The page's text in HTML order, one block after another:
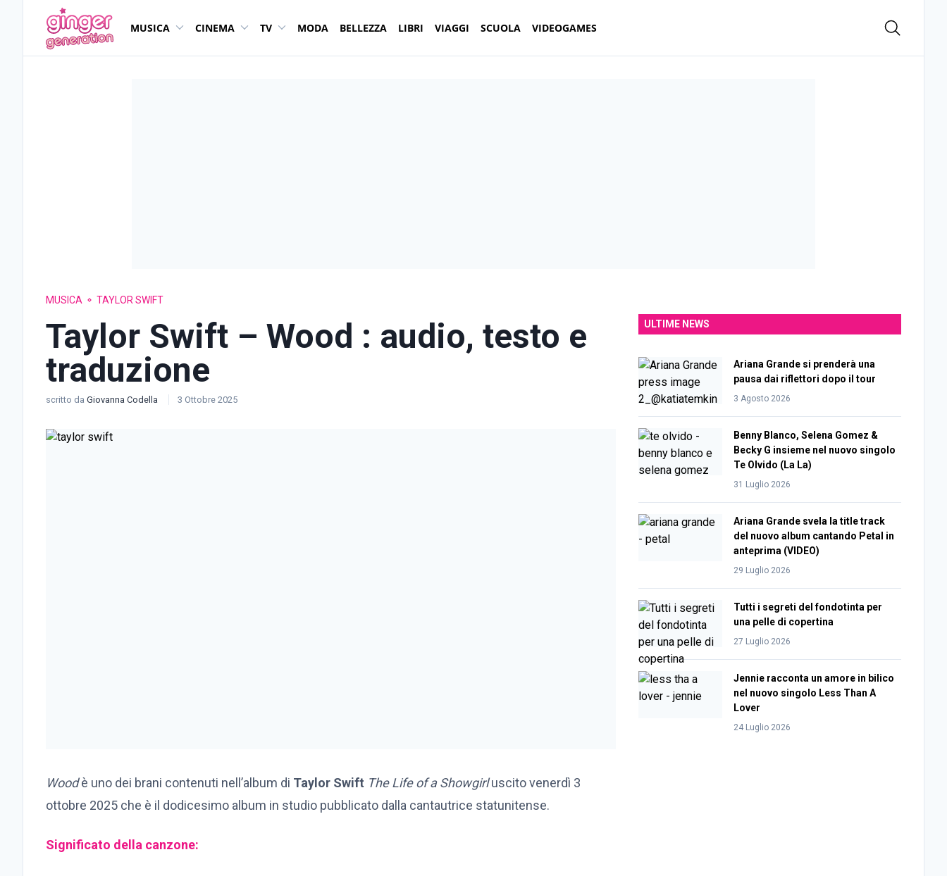
MUSICA CINEMA TV MODA BELLEZZA LIBRI VIAGGI SCUOLA VIDEOGAMES
MUSICA TAYLOR SWIFT
Taylor Swift – ​Wood : audio, testo e
traduzione
scritto da Giovanna Codella 3 Ottobre 2025
Woodè uno dei brani contenuti nell’album di Taylor Swift The Life of a Showgirluscito venerdì 3
ottobre 2025 che è il dodicesimo album in studio pubblicato dalla cantautrice statunitense.
Significato della canzone:
ULTIME NEWS
Ariana Grande si prenderà una
pausa dai riflettori dopo il tour
3 Agosto 2026
Benny Blanco, Selena Gomez &
Becky G insieme nel nuovo singolo
Te Olvido (La La)
31 Luglio 2026
Ariana Grande svela la title track
del nuovo album cantando Petal in
anteprima (VIDEO)
29 Luglio 2026
Tutti i segreti del fondotinta per
una pelle di copertina
27 Luglio 2026
Jennie racconta un amore in bilico
nel nuovo singolo Less Than A
Lover
24 Luglio 2026